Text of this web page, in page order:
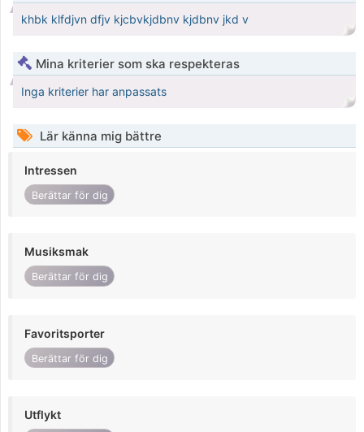
khbk klfdjvn dfjv kjcbvkjdbnv kjdbnv jkd v
Mina kriterier som ska respekteras
Inga kriterier har anpassats
Lär känna mig bättre
Intressen
Berättar för dig
Musiksmak
Berättar för dig
Favoritsporter
Berättar för dig
Utflykt